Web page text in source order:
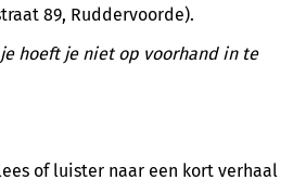
89, Ruddervoorde).
hoeft je niet op voorhand in te
of luister naar een kort verhaal